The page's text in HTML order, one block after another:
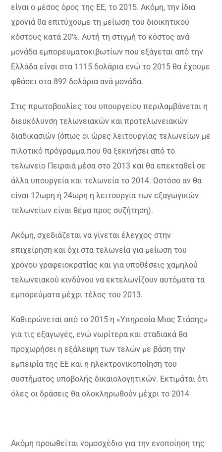
είναι ο μέσος όρος της ΕΕ, το 2015. Ακόμη, την ίδια
χρονιά θα επιτύχουμε τη μείωση του διοικητικού
κόστους κατά 20%. Αυτή τη στιγμή το κόστος ανά
μονάδα εμπορευματοκιβωτίων που εξάγεται από την
Ελλάδα είναι στα 1115 δολάρια ενώ το 2015 θα έχουμε
φθάσει στα 892 δολάρια ανά μονάδα.
Στις πρωτοβουλίες του υπουργείου περιλαμβάνεται η
διευκόλυνση τελωνειακών και προτελωνειακών
διαδικασιών (όπως οι ώρες λειτουργίας τελωνείων με
πιλοτικό πρόγραμμα που θα ξεκινήσει από το
τελωνείο Πειραιά μέσα στο 2013 και θα επεκταθεί σε
άλλα υπουργεία και τελωνεία το 2014. Ωστόσο αν θα
είναι 12ωρη ή 24ωρη η λειτουργία των εξαγωγικών
τελωνείων είναι θέμα προς συζήτηση).
Ακόμη, σχεδιάζεται να γίνεται έλεγχος στην
επιχείρηση και όχι στα τελωνεία για μείωση του
χρόνου γραφειοκρατίας και για υποθέσεις χαμηλού
τελωνειακού κινδύνου να εκτελωνίζουν αυτόματα τα
εμπορεύματα μέχρι τέλος του 2013.
Καθιερώνεται από το 2015 η «Υπηρεσία Μιας Στάσης»
για τις εξαγωγές, ενώ νωρίτερα και σταδιακά θα
προχωρήσει η εξάλειψη των τελών με βάση την
εμπειρία της ΕΕ και η ηλεκτρονικοποίηση του
συστήματος υποβολής δικαιολογητικών. Εκτιμάται ότι
όλες οι δράσεις θα ολοκληρωθούν μέχρι το 2014
Ακόμη προωθείται νομοσχέδιο για την ενοποίηση της